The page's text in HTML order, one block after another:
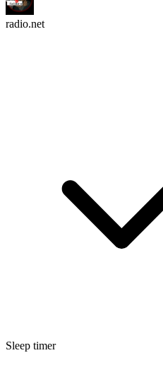
radio.net
Sleep timer